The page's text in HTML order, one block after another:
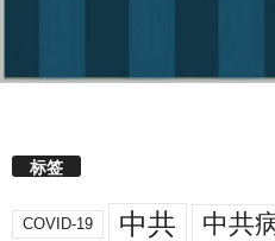
标签
COVID-19 中共 中共